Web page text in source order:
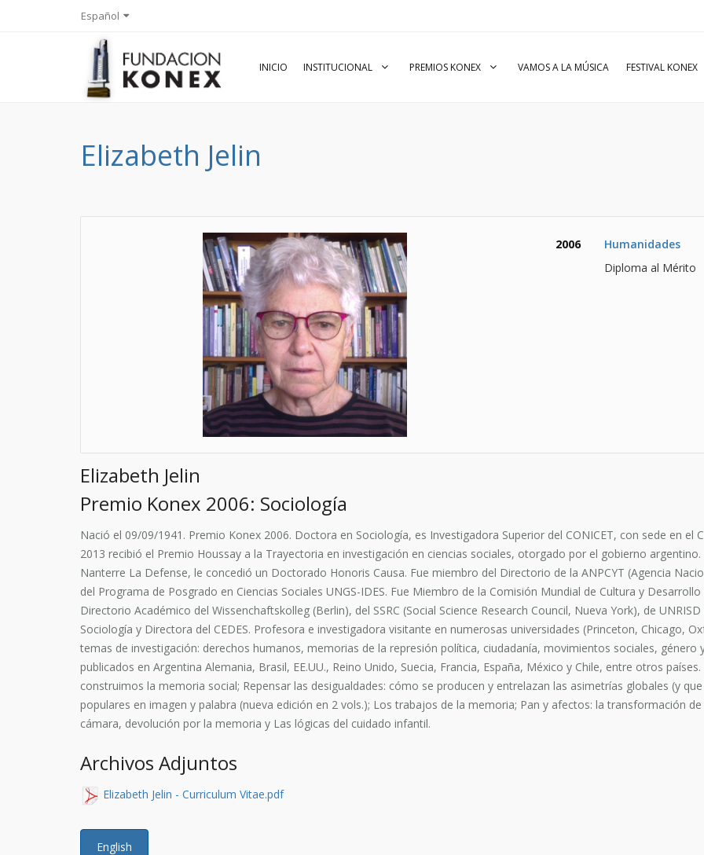
Español
INICIO INSTITUCIONAL PREMIOS KONEX VAMOS A LA MÚSICA FESTIVAL KONEX
Elizabeth Jelin
2006
Humanidades
Diploma al Mérito
Elizabeth Jelin
Premio Konex 2006: Sociología
Nació el 09/09/1941. Premio Konex 2006. Doctora en Sociología, es Investigadora Superior del CONICET, con sede en el
2013 recibió el Premio Houssay a la Trayectoria en investigación en ciencias sociales, otorgado por el gobierno
Nanterre La Defense, le concedió un Doctorado Honoris Causa. Fue miembro del Directorio de la ANPCYT (Agencia
del Programa de Posgrado en Ciencias Sociales UNGS-IDES. Fue Miembro de la Comisión Mundial de Cultura y
Directorio Académico del Wissenchaftskolleg (Berlin), del SSRC (Social Science Research Council, Nueva York), de
Sociología y Directora del CEDES. Profesora e investigadora visitante en numerosas universidades (Princeton, Chicago,
temas de investigación: derechos humanos, memorias de la represión política, ciudadanía, movimientos sociales,
publicados en Argentina Alemania, Brasil, EE.UU., Reino Unido, Suecia, Francia, España, México y Chile, entre otros
construimos la memoria social; Repensar las desigualdades: cómo se producen y entrelazan las asimetrías globales (y
populares en imagen y palabra (nueva edición en 2 vols.); Los trabajos de la memoria; Pan y afectos: la transformación
cámara, devolución por la memoria y Las lógicas del cuidado infantil.
Archivos Adjuntos
Elizabeth Jelin - Curriculum Vitae.pdf
English